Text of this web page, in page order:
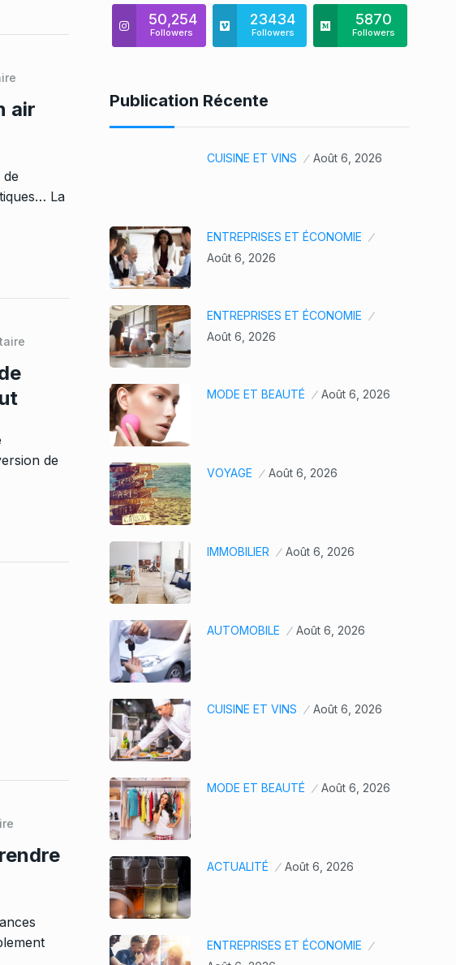
air
La
de
50,254
Followers
23434
Followers
5870
Followers
Publication Récente
CUISINE ET VINS Août 6, 2026
ENTREPRISES ET ÉCONOMIE
Août 6, 2026
ENTREPRISES ET ÉCONOMIE
Août 6, 2026
MODE ET BEAUTÉ Août 6, 2026
VOYAGE Août 6, 2026
IMMOBILIER Août 6, 2026
AUTOMOBILE Août 6, 2026
CUISINE ET VINS Août 6, 2026
MODE ET BEAUTÉ Août 6, 2026
ACTUALITÉ Août 6, 2026
ENTREPRISES ET ÉCONOMIE